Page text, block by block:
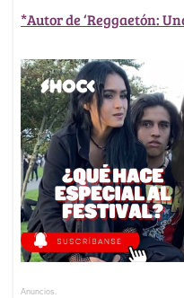
*Autor de ‘Reggaetón:
Anuncios.